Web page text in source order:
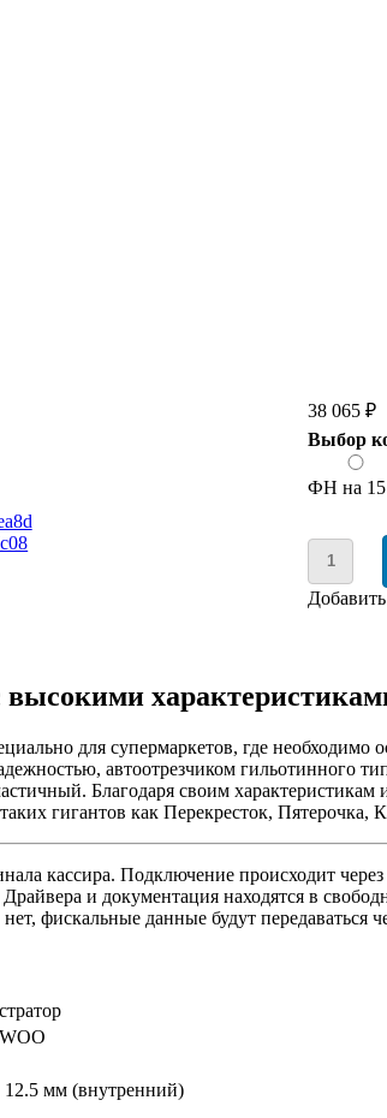
38 065 ₽
Выбор
ФН на 15
для супермаркетов, где
автоотрезчиком гильотинного
Благодаря своим
гигантов как Перекресток, Пятерочка,
кассира. Подключение происходит
и документация находятся в
фискальные данные будут передаваться
мм (внутренний)